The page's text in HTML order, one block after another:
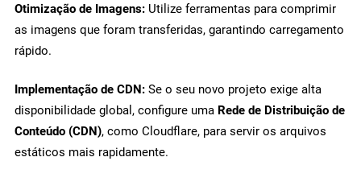
Otimização de Imagens: Utilize ferramentas para comprimir
as imagens que foram transferidas, garantindo carregamento
rápido.
Implementação de CDN: Se o seu novo projeto exige alta
disponibilidade global, configure uma Rede de Distribuição de
Conteúdo (CDN), como Cloudflare, para servir os arquivos
estáticos mais rapidamente.